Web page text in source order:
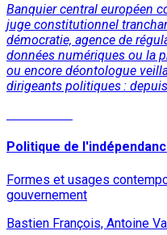
Banquier central européen
juge constitutionnel
démocratie, agence de
données numériques ou la
ou encore déontologue
dirigeants politiques :
Politique de
Formes et usages
gouvernement
Bastien François, Antoine